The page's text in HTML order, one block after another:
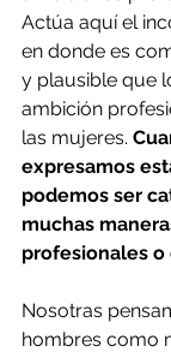
Actúa aquí el
en donde es
y plausible que
ambición
las mujeres.
expresamos
podemos ser
muchas
profesionales
Nosotras
hombres como